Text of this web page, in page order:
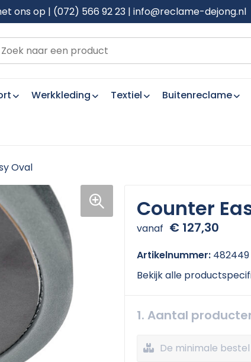
ons op | (072) 566 92 23 | info@reclame-dejong.nl
Werkkleding Textiel Buitenreclame
Oval
Counter
vanaf € 127,30
Artikelnummer: 482449
Bekijk alle
1. Aantal
De minimale